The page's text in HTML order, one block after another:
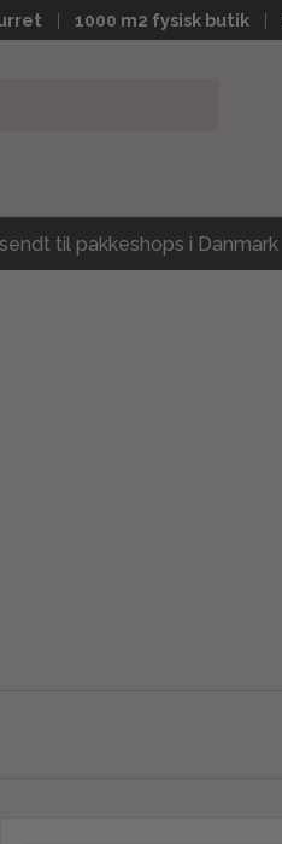
1000 m2 fysisk butik
til pakkeshops i Danmark